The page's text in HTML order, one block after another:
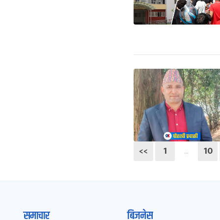
<< 1 … 10
समाचार बिजनेस